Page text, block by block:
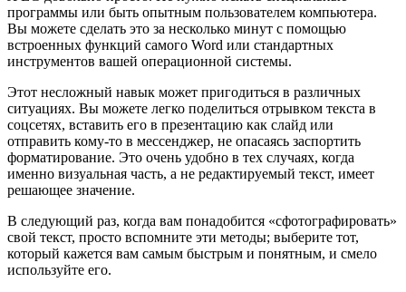
программы или быть опытным пользователем компьютера.
Вы можете сделать это за несколько минут с помощью
встроенных функций самого Word или стандартных
инструментов вашей операционной системы.
Этот несложный навык может пригодиться в различных
ситуациях. Вы можете легко поделиться отрывком текста в
соцсетях, вставить его в презентацию как слайд или
отправить кому-то в мессенджер, не опасаясь заспортить
форматирование. Это очень удобно в тех случаях, когда
именно визуальная часть, а не редактируемый текст, имеет
решающее значение.
В следующий раз, когда вам понадобится «сфотографировать»
свой текст, просто вспомните эти методы; выберите тот,
который кажется вам самым быстрым и понятным, и смело
используйте его.